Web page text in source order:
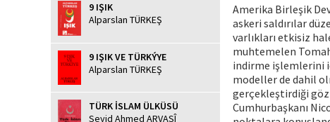
9 IŞIK
Alparslan TÜRKEŞ
9 IŞIK VE TÜRKÝYE
Alparslan TÜRKEŞ
TÜRK İSLAM ÜLKÜSÜ
Seyid Ahmed ARVASÎ
Amerika Birleşik
askeri saldırılar
varlıkları etkisiz
muhtemelen
indirme işlemlerini
modeller de dahil
gerçekleştirdiği
Cumhurbaşkanı